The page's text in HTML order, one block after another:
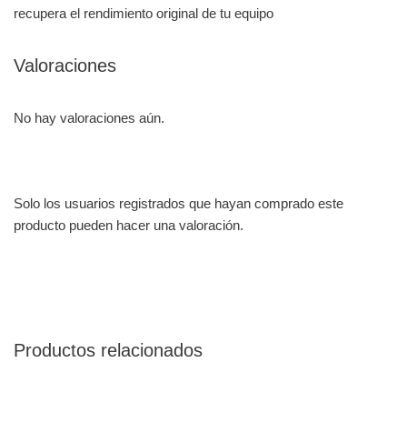
recupera el rendimiento original de tu equipo
Valoraciones
No hay valoraciones aún.
Solo los usuarios registrados que hayan comprado este
producto pueden hacer una valoración.
Productos relacionados